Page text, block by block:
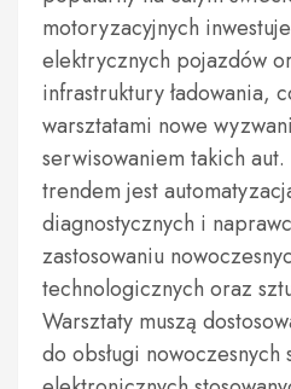
motoryzacyjnych
elektrycznych pojazdów
infrastruktury ładowania,
warsztatami nowe
serwisowaniem takich
trendem jest
diagnostycznych i
zastosowaniu
technologicznych oraz
Warsztaty muszą
do obsługi nowoczesnych